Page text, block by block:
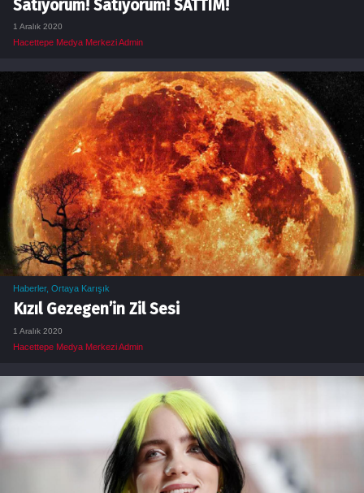
Satıyorum! Satıyorum! SATTIM!
1 Aralık 2020
Hacettepe Medya Merkezi Admin
Haberler, Ortaya Karışık
Kızıl Gezegen’in Zil Sesi
1 Aralık 2020
Hacettepe Medya Merkezi Admin